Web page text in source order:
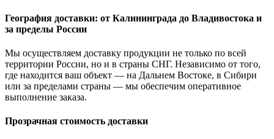
География доставки: от Калининграда до Владивостока и
за пределы России
Мы осуществляем доставку продукции не только по всей
территории России, но и в страны СНГ. Независимо от того,
где находится ваш объект — на Дальнем Востоке, в Сибири
или за пределами страны — мы обеспечим оперативное
выполнение заказа.
Прозрачная стоимость доставки